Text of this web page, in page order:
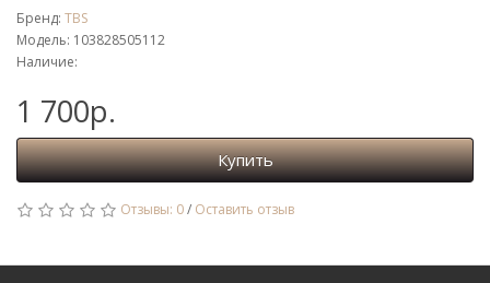
Бренд: TBS
Модель: 103828505112
Наличие:
1 700р.
Купить
Отзывы: 0/ Оставить отзыв